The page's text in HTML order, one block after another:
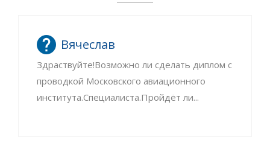
Вячеслав
Здраствуйте!Возможно ли сделать диплом с
проводкой Московского авиационного
института.Специалиста.Пройдёт ли...